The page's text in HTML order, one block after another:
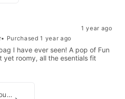
1 year ago
• Purchased 1 year ago
I have ever seen! A pop of Fun
yet roomy, all the esentials fit
Sac Nano Speedy Louis Vuitton X Yayoi Kusama